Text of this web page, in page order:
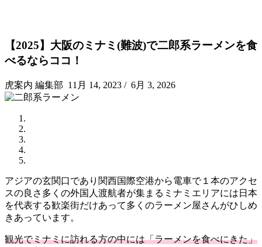
【2025】大阪のミナミ(難波)で二郎系ラーメンを食
べるならココ！
虎案内 編集部 11月 14, 2023 / 6月 3, 2026
アジアの玄関口であり関西国際空港から電車で１本のアクセ
スの良さ多くの外国人渡航者が集まるミナミエリアには日本
を代表する歓楽街だけあって多くのラーメン屋さんがひしめ
きあっています。
観光でミナミに訪れる方の中には「ラーメンを食べにきた」